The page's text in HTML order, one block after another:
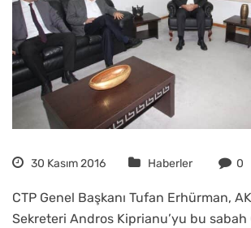
30 Kasım 2016 Haberler 0
CTP Genel Başkanı Tufan Erhürman,
Sekreteri Andros Kiprianu’yu bu sabah